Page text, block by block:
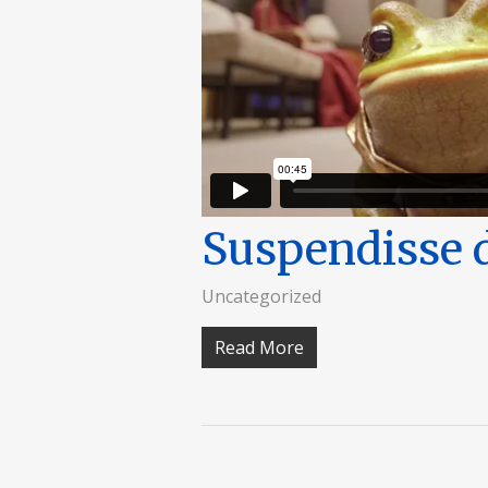
Suspendisse
Uncategorized
Read More